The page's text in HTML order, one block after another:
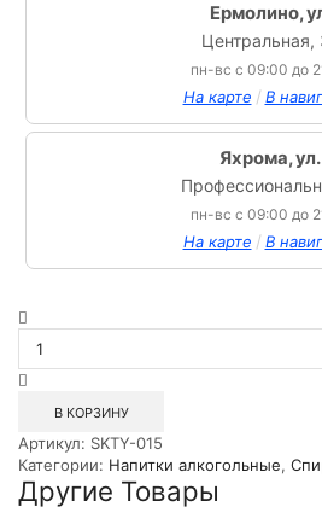
Ермолино,
Центральная,
пн-вс с 09:00 до
На карте / В
Яхрома, ул.
пн-вс с 09:00 до
На карте / В
товара
Спиртной
байдзю
и
Нефрит
0.5л
В КОРЗИНУ
Артикул: SKTY-015
Категории: Напитки алкогольные,
Другие Товары